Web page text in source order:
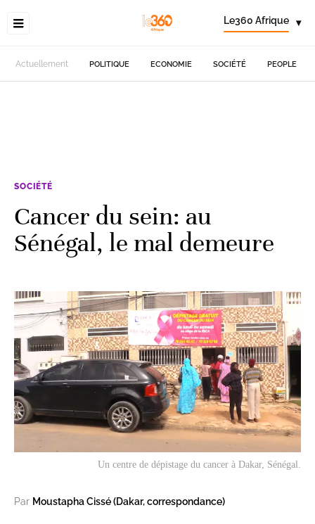
Le360 Afrique ▾
Actuellement POLITIQUE ECONOMIE SOCIÉTÉ PEOPLE
SOCIÉTÉ
Cancer du sein: au
Sénégal, le mal demeure
Un centre de dépistage du cancer à Dakar, Sénégal.
Par Moustapha Cissé (Dakar, correspondance)